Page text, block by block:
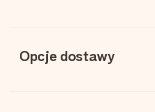
Opcje dostawy